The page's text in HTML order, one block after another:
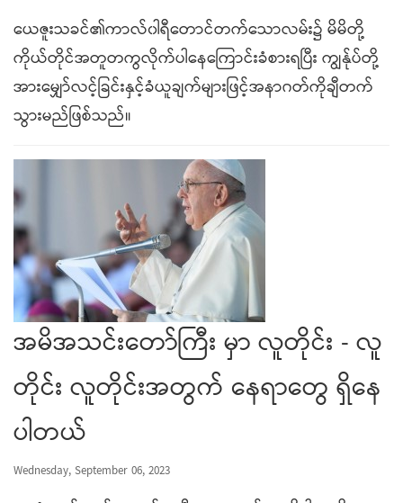
ယေဇူးသခင်၏ကာလ်၀ါရီတောင်တက်သောလမ်း၌ မိမိတို့
ကိုယ်တိုင်အတူတကွလိုက်ပါနေကြောင်းခံစားရပြီး ကျွန်ုပ်တို့
အားမျှော်လင့်ခြင်းနှင့်ခံယူချက်များဖြင့်အနာဂတ်ကိုချီတက်
သွားမည်ဖြစ်သည်။
အမိအသင်းတော်ကြီး မှာ လူတိုင်း - လူ
တိုင်း လူတိုင်းအတွက် နေရာတွေ ရှိနေ
ပါတယ်
Wednesday, September 06, 2023